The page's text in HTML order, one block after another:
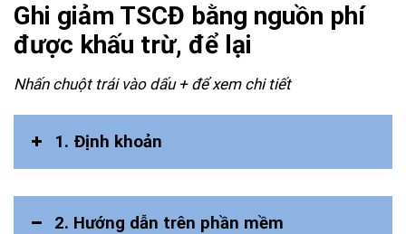
Ghi giảm TSCĐ bằng nguồn phí
được khấu trừ, để lại
Nhấn chuột trái vào dấu + để xem chi tiết
1. Ðịnh khoản
2. Hướng dẫn trên phần mềm